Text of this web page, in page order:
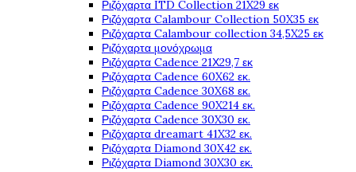
Ριζόχαρτα ITD Collection 21X29 εκ
Ριζόχαρτα Calambour Collection 50X35 εκ
Ριζόχαρτα Calambour collection 34,5X25 εκ
Ριζόχαρτα μονόχρωμα
Ριζόχαρτα Cadence 21Χ29,7 εκ
Ριζόχαρτα Cadence 60X62 εκ.
Ριζόχαρτα Cadence 30X68 εκ.
Ριζόχαρτα Cadence 90X214 εκ.
Ριζόχαρτα Cadence 30X30 εκ.
Ριζόχαρτα dreamart 41X32 εκ.
Ριζόχαρτα Diamond 30X42 εκ.
Ριζόχαρτα Diamond 30X30 εκ.